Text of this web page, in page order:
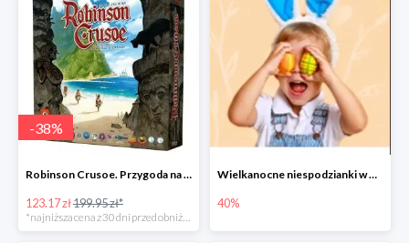
-38%
Robinson Crusoe. Przygoda na przeklętej wyspie -38%
123.17 zł199.95 zł*
*najniższa cena z 30 dni przed obniżką
Wielkanocne niespodzianki w Bee do -40%
40%